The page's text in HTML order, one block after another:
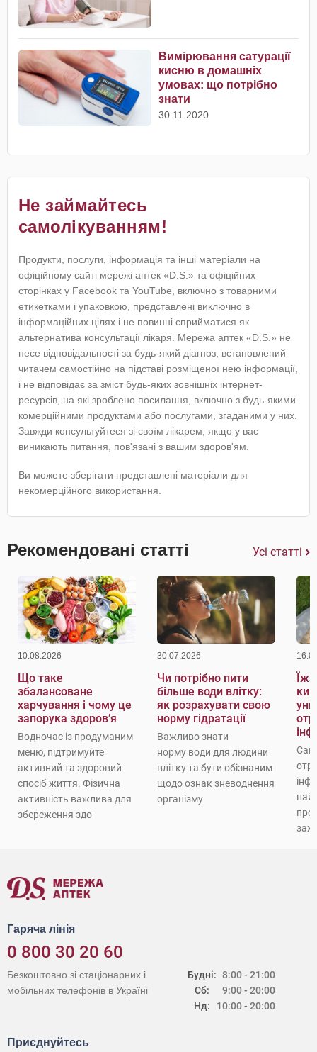
Вимірювання сатурації
кисню в домашніх
умовах: що потрібно
знати
30.11.2020
Не займайтесь
самолікуванням!
Продукти, послуги, інформація та інші матеріали на
офіційному сайті мережі аптек «D.S.» та офіційних
сторінках у Facebook та YouTube, включно з товарними
етикетками і упаковкою, представлені виключно в
інформаційних цілях і не повинні сприйматися як
альтернатива консультації лікаря. Мережа аптек «D.S.» не
несе відповідальності за будь-який діагноз, встановлений
читачем самостійно на підставі розміщеної нею інформації,
і не відповідає за зміст будь-яких зовнішніх інтернет-
ресурсів, на які зроблено посилання, включно з будь-якими
комерційними продуктами або послугами, згаданими у них.
Завжди консультуйтеся зі своїм лікарем, якщо у вас
виникають питання, пов'язані з вашим здоров'ям.
Ви можете зберігати представлені матеріали для
некомерційного використання.
Рекомендовані статті Усі статті
10.08.2026
Що таке
збалансоване
харчування і чому це
запорука здоров’я
Водночас із продуманим
меню, підтримуйте
активний та здоровий
спосіб життя. Фізична
активність важлива для
збереження здо
30.07.2026
Чи потрібно пити
більше води влітку:
як розрахувати свою
норму гідратації
Важливо знати
норму води для людини
влітку та бути обізнаним
щодо ознак зневоднення
організму
Їжа
Гаряча лінія
0 800 30 20 60
Будні:
Сб:
Нд:
8:00 - 21:00
9:00 - 20:00
10:00 - 20:00
Безкоштовно зі стаціонарних і
мобільних телефонів в Україні
Приєднуйтесь